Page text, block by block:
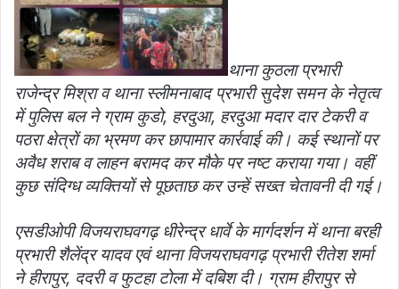
थाना कुठला प्रभारी
राजेन्द्र मिश्रा व थाना स्लीमनाबाद प्रभारी सुदेश समन के नेतृत्व
में पुलिस बल ने ग्राम कुडो, हरदुआ, हरदुआ मदार दार टेकरी व
पठरा क्षेत्रों का भ्रमण कर छापामार कार्रवाई की। कई स्थानों पर
अवैध शराब व लाहन बरामद कर मौके पर नष्ट कराया गया। वहीं
कुछ संदिग्ध व्यक्तियों से पूछताछ कर उन्हें सख्त चेतावनी दी गई।
एसडीओपी विजयराघवगढ़ धीरेन्द्र धार्वे के मार्गदर्शन में थाना बरही
प्रभारी शैलेंद्र यादव एवं थाना विजयराघवगढ़ प्रभारी रीतेश शर्मा
ने हीरापुर, ददरी व फुटहा टोला में दबिश दी। ग्राम हीरापुर से